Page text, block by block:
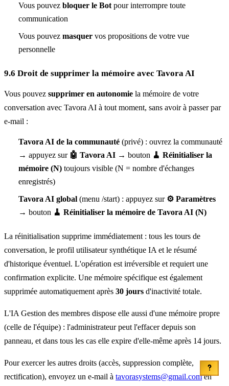
Vous pouvez bloquer le Bot pour interrompre toute
communication
Vous pouvez masquer vos propositions de votre vue
personnelle
9.6 Droit de supprimer la mémoire avec Tavora AI
Vous pouvez supprimer en autonomie la mémoire de votre
conversation avec Tavora AI à tout moment, sans avoir à passer par
e-mail :
Tavora AI de la communauté (privé) : ouvrez la communauté
→ appuyez sur 🤖 Tavora AI → bouton 🧹 Réinitialiser la
mémoire (N) toujours visible (N = nombre d'échanges
enregistrés)
Tavora AI global (menu /start) : appuyez sur ⚙️ Paramètres
→ bouton 🧹 Réinitialiser la mémoire de Tavora AI (N)
La réinitialisation supprime immédiatement : tous les tours de
conversation, le profil utilisateur synthétique IA et le résumé
d'historique éventuel. L'opération est irréversible et requiert une
confirmation explicite. Une mémoire spécifique est également
supprimée automatiquement après 30 jours d'inactivité totale.
L'IA Gestion des membres dispose elle aussi d'une mémoire propre
(celle de l'équipe) : l'administrateur peut l'effacer depuis son
panneau, et dans tous les cas elle expire d'elle-même après 14 jours.
Pour exercer les autres droits (accès, suppression complète,
rectification), envoyez un e-mail à tavorasystems@gmail.comen